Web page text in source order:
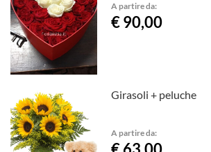
A partire da:
€ 90,00
Girasoli + peluche
A partire da: